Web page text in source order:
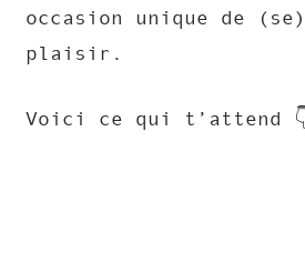
occasion unique de
plaisir.
Voici ce qui t’attend